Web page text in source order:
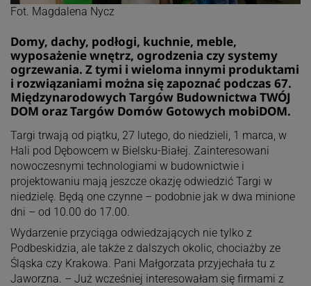
Fot. Magdalena Nycz
Domy, dachy, podłogi, kuchnie, meble,
wyposażenie wnętrz, ogrodzenia czy systemy
ogrzewania. Z tymi i wieloma innymi produktami
i rozwiązaniami można się zapoznać podczas 67.
Międzynarodowych Targów Budownictwa TWÓJ
DOM oraz Targów Domów Gotowych mobiDOM.
Targi trwają od piątku, 27 lutego, do niedzieli, 1 marca, w
Hali pod Dębowcem w Bielsku-Białej. Zainteresowani
nowoczesnymi technologiami w budownictwie i
projektowaniu mają jeszcze okazję odwiedzić Targi w
niedzielę. Będą one czynne – podobnie jak w dwa minione
dni – od 10.00 do 17.00.
Wydarzenie przyciąga odwiedzających nie tylko z
Podbeskidzia, ale także z dalszych okolic, chociażby ze
Śląska czy Krakowa. Pani Małgorzata przyjechała tu z
Jaworzna. – Już wcześniej interesowałam się firmami z